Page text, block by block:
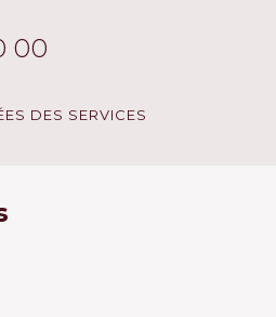
00
DES SERVICES